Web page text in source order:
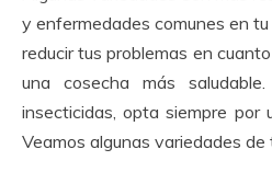
y enfermedades comunes en
reducir tus problemas en
una cosecha más
insecticidas, opta siempre por
Veamos algunas variedades de